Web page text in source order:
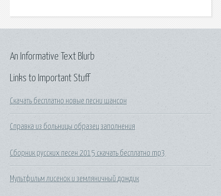
Links to Important Stuff
Скачать бесплатно новые песни шансон
Справка из больницы образец заполнения
Сборник русских песен 2015 скачать бесплатно mp3
Мультфильм лисенок и земляничный дождик
An Informative Text Blurb